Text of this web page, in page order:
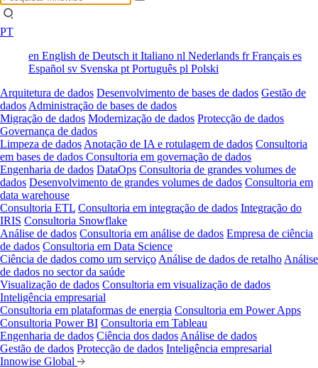
PT
en English de Deutsch it Italiano nl Nederlands frFrançais es
Español sv Svenska pt Português pl Polski
Arquitetura de dados Desenvolvimento de bases de dados Gestão de
dados Administração de bases de dados
Migração de dados Modernização de dados Protecção de dados
Governança de dados
Limpeza de dados Anotação de IA e rotulagem de dados Consultoria
em bases de dados Consultoria em governação de dados
Engenharia de dados DataOps Consultoria de grandes volumes de
dados Desenvolvimento de grandes volumes de dados Consultoria em
data warehouse
Consultoria ETL Consultoria em integração de dados Integração do
IRIS Consultoria Snowflake
Análise de dados Consultoria em análise de dados Empresa de ciência
de dados Consultoria em Data Science
Ciência de dados como um serviço Análise de dados de retalho Análise
de dados no sector da saúde
Visualização de dados Consultoria em visualização de dados
Inteligência empresarial
Consultoria em plataformas de energia Consultoria em Power Apps
Consultoria Power BI Consultoria em Tableau
Engenharia de dados Ciência dos dados Análise de dados
Gestão de dados Protecção de dados Inteligência empresarial
Innowise Global